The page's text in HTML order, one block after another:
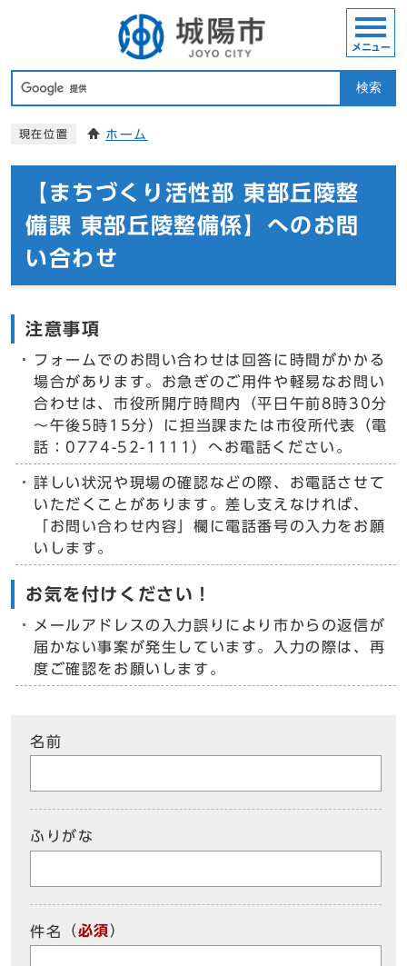
検索
メニュー
現在位置 ホーム
【まちづくり活性部 東部丘陵整
備課 東部丘陵整備係】へのお問
い合わせ
注意事項
フォームでのお問い合わせは回答に時間がかかる
場合があります。お急ぎのご用件や軽易なお問い
合わせは、市役所開庁時間内（平日午前8時30分
～午後5時15分）に担当課または市役所代表（電
話：0774-52-1111）へお電話ください。
詳しい状況や現場の確認などの際、お電話させて
いただくことがあります。差し支えなければ、
「お問い合わせ内容」欄に電話番号の入力をお願
いします。
お気を付けください！
メールアドレスの入力誤りにより市からの返信が
届かない事案が発生しています。入力の際は、再
度ご確認をお願いします。
名前
ふりがな
件名 （必須）